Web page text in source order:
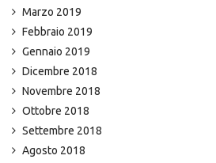
Marzo 2019
Febbraio 2019
Gennaio 2019
Dicembre 2018
Novembre 2018
Ottobre 2018
Settembre 2018
Agosto 2018